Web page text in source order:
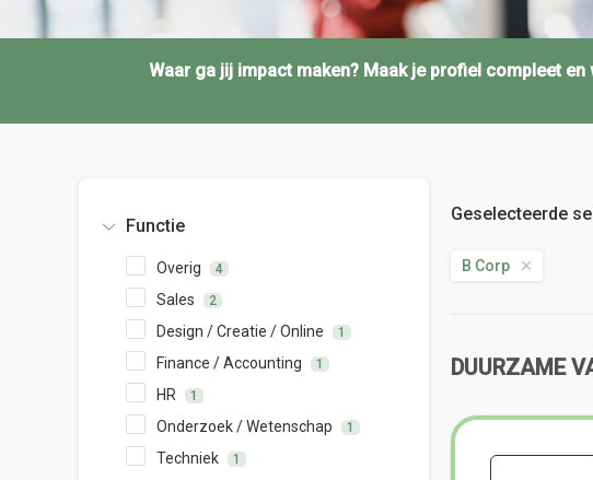
Waar ga jij impact maken? Maak je profiel compleet
Functie
Overig 4
Sales 2
Design / Creatie / Online 1
Finance / Accounting 1
HR 1
Onderzoek / Wetenschap 1
Techniek 1
Geselecteerde
B Corp
DUURZAME